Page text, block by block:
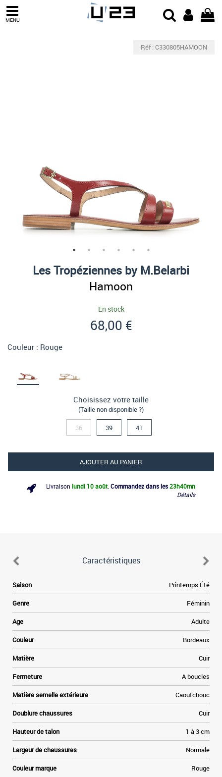
MENU
Réf : C330805HAMOON
Les Tropéziennes by M.Belarbi
Hamoon
En stock
68,00 €
Couleur : Rouge
Choisissez votre taille
(Taille non disponible ?)
36 39 41
AJOUTER AU PANIER
Livraison lundi 10 août Commandez dans les23h40mn
Détails
Caractéristiques
Saison Printemps Été
Genre Féminin
Age Adulte
Couleur Bordeaux
Matière Cuir
Fermeture A boucles
Matière semelle extérieure Caoutchouc
Doublure chaussures Cuir
Hauteur de talon 1 à 3 cm
Largeur de chaussures Normale
Couleur marque Rouge